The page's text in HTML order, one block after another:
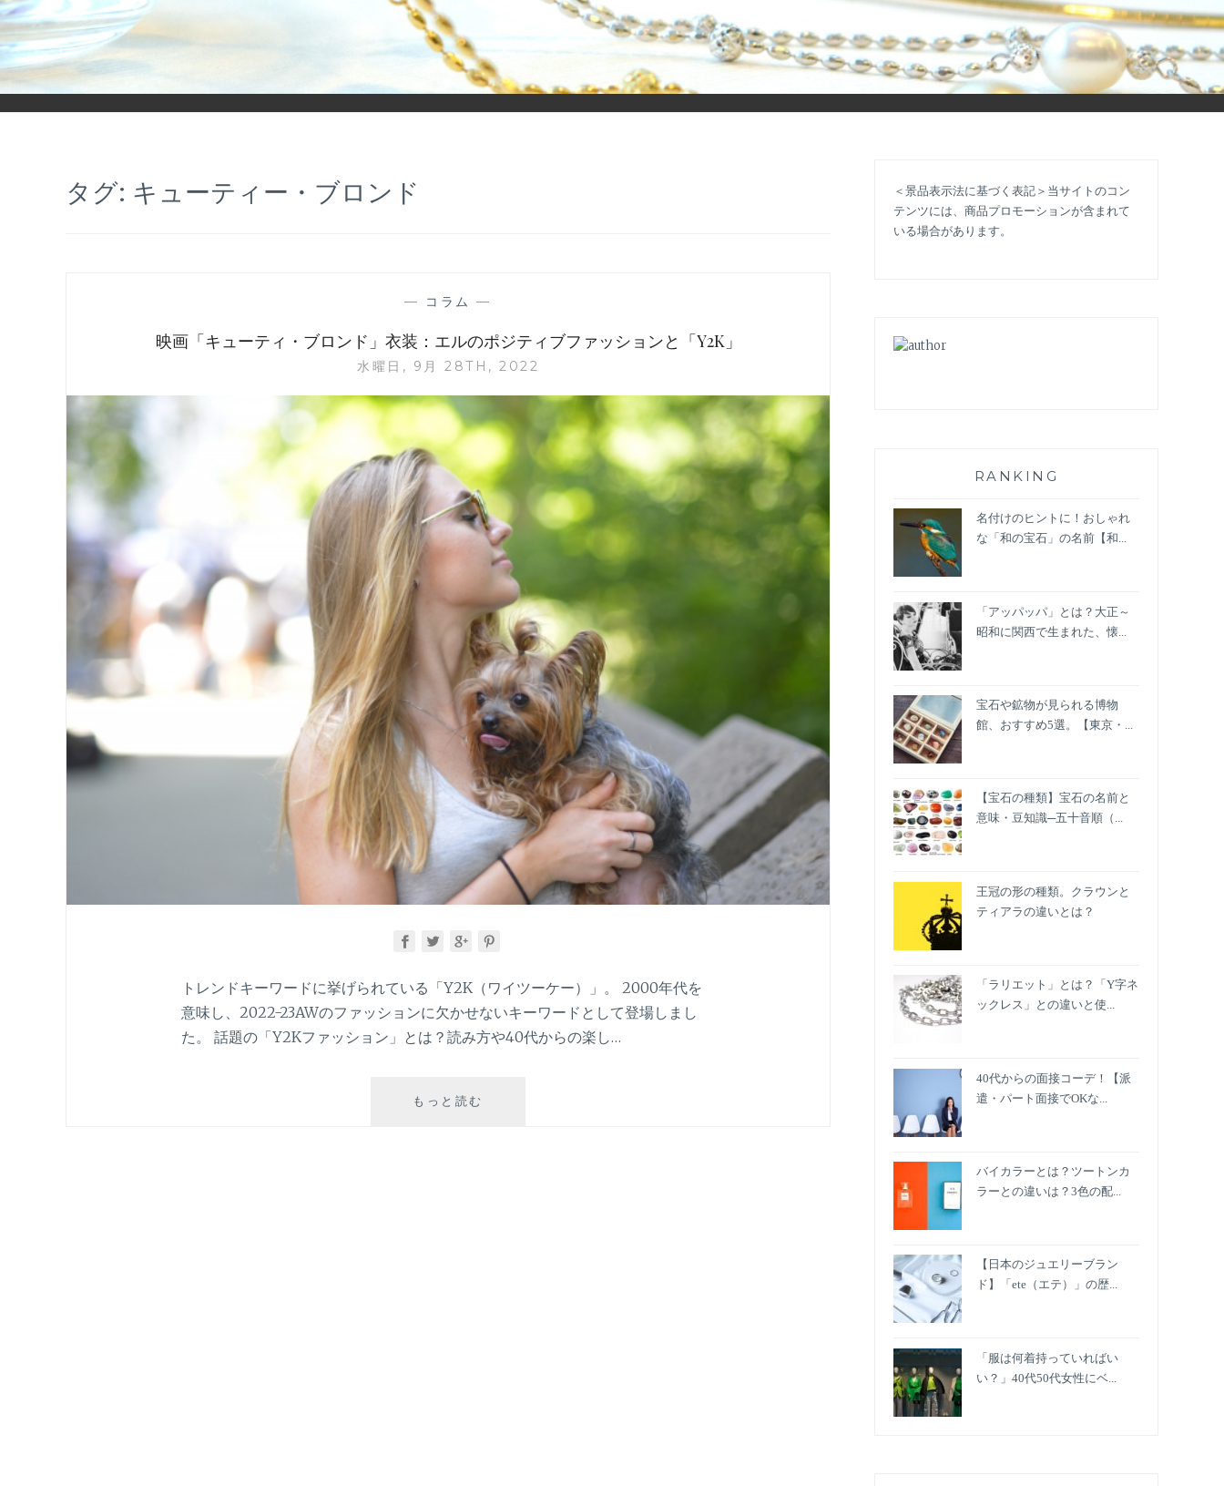
「ヒカリモノガタリ」は、ジュエリー・アクセサリーを愛し、コーディネイトを楽しむ大人世代のためのWEBメディアです。 お役立ち情報やコラムで大人のおしゃれを応援します。
タグ: キューティー・ブロンド
— コラム —
映画「キューティ・ブロンド」衣装：エルのポジティブファッションと「Y2K」
水曜日, 9月 28TH, 2022
トレンドキーワードに挙げられている「Y2K（ワイツーケー）」。 2000年代を
意味し、2022-23AWのファッションに欠かせないキーワードとして登場しまし
た。 話題の「Y2Kファッション」とは？読み方や40代からの楽し…
もっと読む
＜景品表示法に基づく表記＞当サイトのコン
テンツには、商品プロモーションが含まれて
いる場合があります。
RANKING
名付けのヒントに！おしゃれ
な「和の宝石」の名前【和...
「アッパッパ」とは？大正～
昭和に関西で生まれた、懐...
宝石や鉱物が見られる博物
館、おすすめ5選。【東京・...
【宝石の種類】宝石の名前と
意味・豆知識─五十音順（...
王冠の形の種類。クラウンと
ティアラの違いとは？
「ラリエット」とは？「Y字ネ
ックレス」との違いと使...
40代からの面接コーデ！【派
遣・パート面接でOKな...
バイカラーとは？ツートンカ
ラーとの違いは？3色の配...
【日本のジュエリーブラン
ド】「ete（エテ）」の歴...
「服は何着持っていればい
い？」40代50代女性にベ...